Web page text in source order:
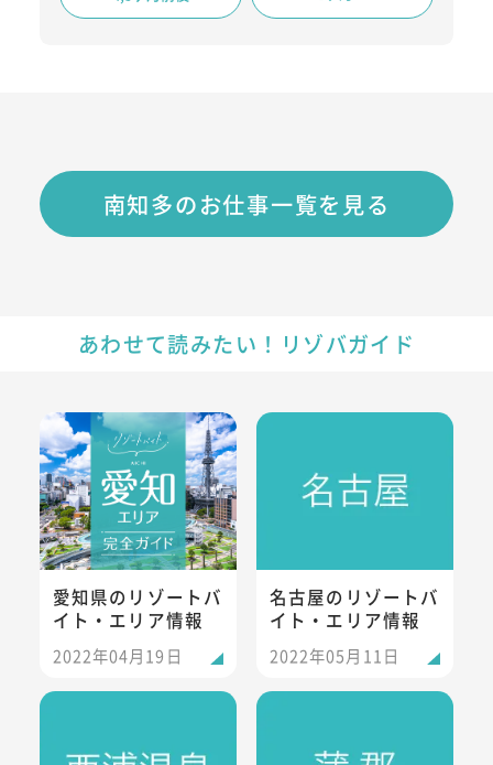
南知多のお仕事一覧を見る
あわせて読みたい！リゾバガイド
愛知県のリゾートバイト・エリア情報
愛知県のリゾートバ
イト・エリア情報
2022年04月19日
名古屋のリゾートバイト・エリ
名古屋のリゾートバ
イト・エリア情報
2022年05月11日
西浦温泉のリゾートバイト・エリア情報蒲郡リゾートバイト・エリア情